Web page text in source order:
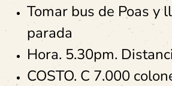
Tomar bus de Poas y
parada
Hora. 5.30pm.
COSTO. C 7.000